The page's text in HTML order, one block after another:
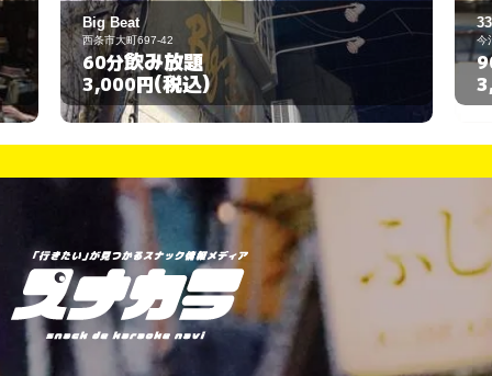
333サンスリー
今治市大西町新町甲475
90分飲み放題
3,000円(税込)